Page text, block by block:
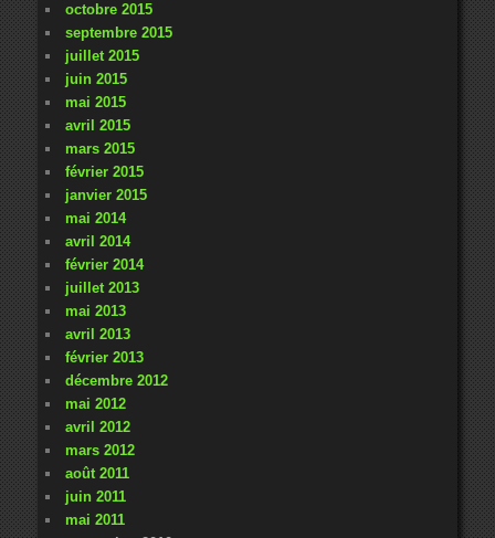
octobre 2015
septembre 2015
juillet 2015
juin 2015
mai 2015
avril 2015
mars 2015
février 2015
janvier 2015
mai 2014
avril 2014
février 2014
juillet 2013
mai 2013
avril 2013
février 2013
décembre 2012
mai 2012
avril 2012
mars 2012
août 2011
juin 2011
mai 2011